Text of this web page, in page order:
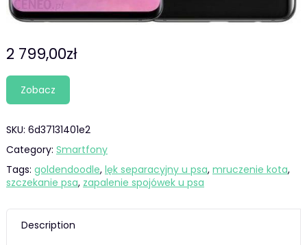
2 799,00zł
Zobacz
SKU: 6d37131401e2
Category: Smartfony
Tags: goldendoodle, lęk separacyjny u psa, mruczenie kota,
szczekanie psa, zapalenie spojówek u psa
Description